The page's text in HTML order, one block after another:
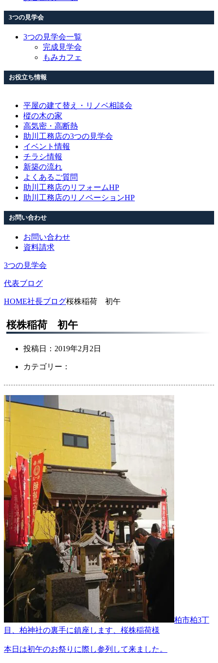
3つの見学会
3つの見学会一覧
完成見学会
もみカフェ
お役立ち情報
平屋の建て替え・リノベ相談会
樅の木の家
高気密・高断熱
助川工務店の3つの見学会
イベント情報
チラシ情報
新築の流れ
よくあるご質問
助川工務店のリフォームHP
助川工務店のリノベーションHP
お問い合わせ
お問い合わせ
資料請求
3つの見学会
代表ブログ
HOME社長ブログ桜株稲荷 初午
桜株稲荷 初午
投稿日： 2019年2月2日
カテゴリー：
柏市柏3丁
目、柏神社の裏手に鎮座します、桜株稲荷様
本日は初午のお祭りに際し参列して来ました。